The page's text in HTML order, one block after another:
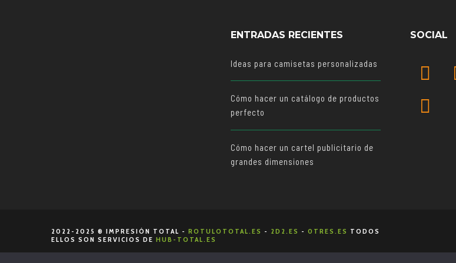
ENTRADAS RECIENTES
Ideas para camisetas personalizadas
Cómo hacer un catálogo de productos
perfecto
Cómo hacer un cartel publicitario de
grandes dimensiones
SOCIAL
2022-2025 ® IMPRESIÓN TOTAL - ROTULOTOTAL.ES - 2D2.ES - 0TRES.ES TODOS
ELLOS SON SERVICIOS DE HUB-TOTAL.ES